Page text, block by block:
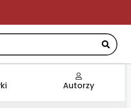
Autorzy